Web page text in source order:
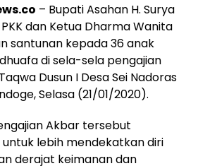
– Bupati Asahan H. Surya
dan Ketua Dharma Wanita
santunan kepada 36 anak
di sela-sela pengajian
Dusun I Desa Sei Nadoras
Selasa (21/01/2020).
Akbar tersebut
lebih mendekatkan diri
derajat keimanan dan